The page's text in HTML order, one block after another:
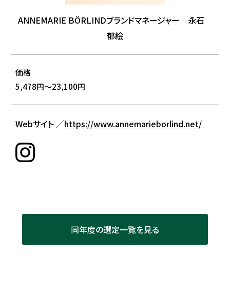
ANNEMARIE BÖRLINDブランドマネージャー 永石
郁絵
価格
5,478円～23,100円
Webサイト ／https://www.annemarieborlind.net/
同年度の選定一覧を見る